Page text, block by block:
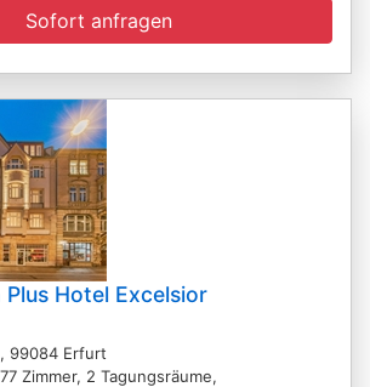
Sofort anfragen
Hotel Excelsior
99084 Erfurt
Zimmer, 2 Tagungsräume,